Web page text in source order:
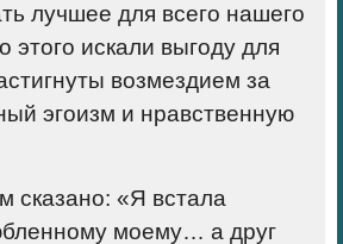
лучшее для всего нашего
этого искали выгоду для
возмездием за
эгоизм и нравственную
«Я встала
моему… а друг